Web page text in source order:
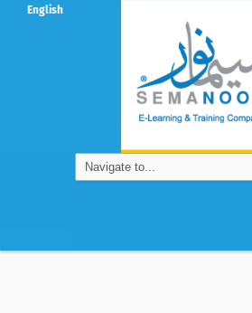
English